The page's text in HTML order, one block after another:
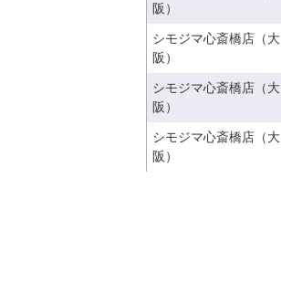
阪）
シモジマ心斎橋店（大
阪）
シモジマ心斎橋店（大
阪）
シモジマ心斎橋店（大
阪）